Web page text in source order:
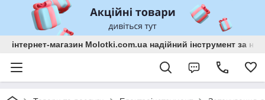
інтернет-магазин Molotki.com.ua надійний інструмент за